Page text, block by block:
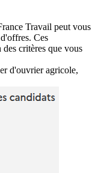
Travail peut vous
Ces
critères que vous
d'ouvrier agricole,